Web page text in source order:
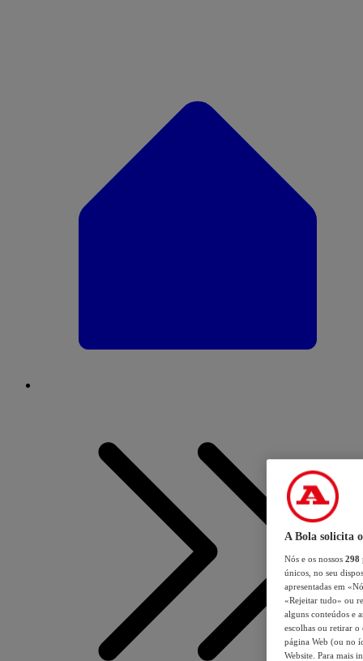
A Bola solicita
Nós e os nossos 298
únicos, no seu
apresentadas em
«Rejeitar tudo» ou
alguns conteúdos e
escolhas ou retirar
página Web (ou no
Website. Para mais